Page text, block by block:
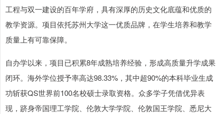
工程与双一建设的百年学府，具有深厚的历史文化底蕴和优质的
教学资源。项目依托苏州大学这一优质品牌，在学生培养和教学
质量上有可靠保障。
自办学以来，项目已积累8年成熟培养经验，形成高质量升学成果
闭环。海外学位授予率高达98.33%，其中超90%的本科毕业生成
功斩获QS世界前100名校硕士录取资格。众多学子凭借优异表
现，跻身帝国理工学院、伦敦大学学院、伦敦国王学院、悉尼大